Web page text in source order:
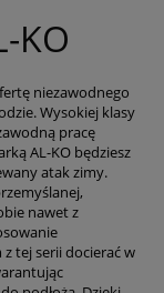
KO
niezawodnego
Wysokiej klasy
pracę
AL-KO będziesz
atak zimy.
nawet z
tej serii docierać w